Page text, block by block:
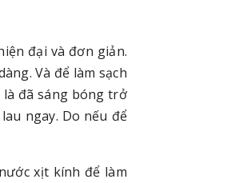
đại và đơn giản.
Và để làm sạch
là đã sáng bóng trở
ngay. Do nếu để
xịt kính để làm